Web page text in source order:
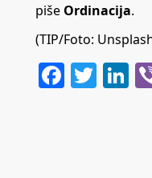
piše Ordinacija.
(TIP/Foto: